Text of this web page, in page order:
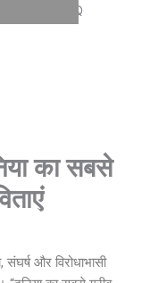
pr1kL7kJQ
का सबसे
और विरोधाभासी